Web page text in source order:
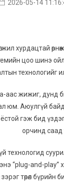
2026-05-14
хурдацтай
цоо шинэ
технологийг
аас жижиг, дунд
юм. Аюулгүй
гэж бид
орчинд саад
технологид
“plug-and-play”
төрөл